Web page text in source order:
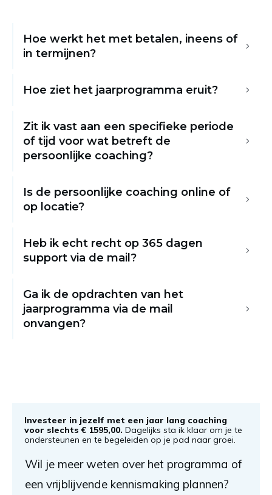
Hoe werkt het met betalen, ineens of
in termijnen?
Hoe ziet het jaarprogramma eruit?
Zit ik vast aan een specifieke periode
of tijd voor wat betreft de
persoonlijke coaching?
Is de persoonlijke coaching online of
op locatie?
Heb ik echt recht op 365 dagen
support via de mail?
Ga ik de opdrachten van het
jaarprogramma via de mail
onvangen?
Investeer in jezelf met een jaar lang coaching
voor slechts € 1595,00. Dagelijks sta ik klaar om je te
ondersteunen en te begeleiden op je pad naar groei.
Wil je meer weten over het programma of
een vrijblijvende kennismaking plannen?